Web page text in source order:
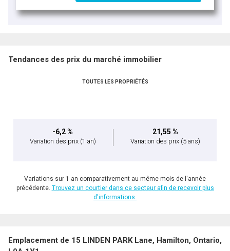
Tendances des prix du marché immobilier
TOUTES LES PROPRIÉTÉS
-6,2 %
Variation des prix (1 an)
21,55 %
Variation des prix (5 ans)
Variations sur 1 an comparativement au même mois de l'année
précédente. Trouvez un courtier dans ce secteur afin de recevoir plus
d'informations.
Emplacement de 15 LINDEN PARK Lane, Hamilton, Ontario,